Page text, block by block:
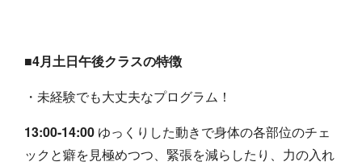
■4月土日午後クラスの特徴
・未経験でも大丈夫なプログラム！
13:00-14:00 ゆっくりした動きで身体の各部位のチェ
ックと癖を見極めつつ、緊張を減らしたり、力の入れ